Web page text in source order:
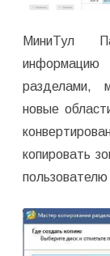
МиниТул
разделами,
новые
копировать